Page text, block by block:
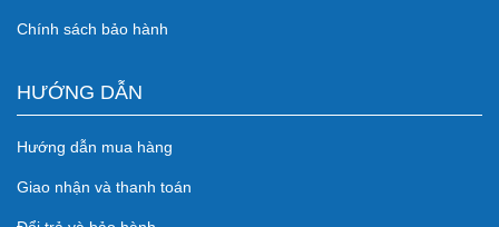
Chính sách bảo hành
HƯỚNG DẪN
Hướng dẫn mua hàng
Giao nhận và thanh toán